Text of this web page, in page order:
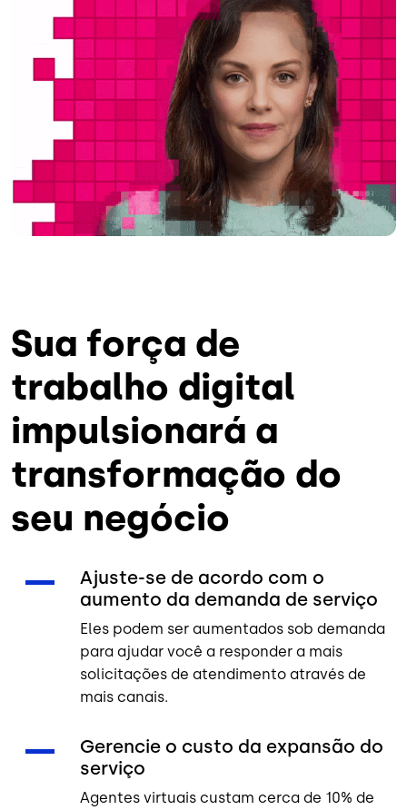
Sua força de
trabalho digital
impulsionará a
transformação do
seu negócio
Ajuste-se de acordo com o
aumento da demanda de serviço
Eles podem ser aumentados sob demanda
para ajudar você a responder a mais
solicitações de atendimento através de
mais canais.
Gerencie o custo da expansão do
serviço
Agentes virtuais custam cerca de 10% de